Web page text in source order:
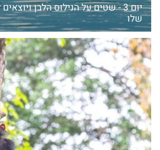
יום 3 - שטים על הנילוס הלבן
שלו